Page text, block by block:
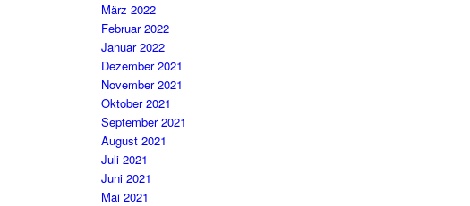
März 2022
Februar 2022
Januar 2022
Dezember 2021
November 2021
Oktober 2021
September 2021
August 2021
Juli 2021
Juni 2021
Mai 2021